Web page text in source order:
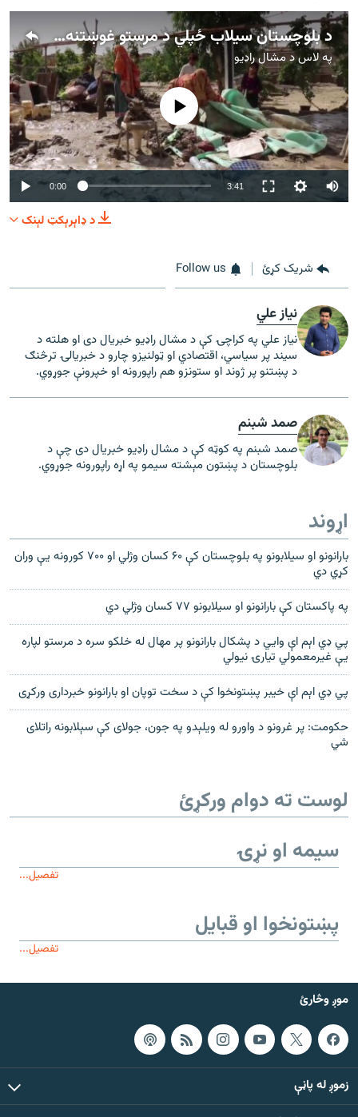
د بلوچستان سيلاب ځپلي د مرستو غوښتنه کوي
په لاس دمشال راډیو
Auto
240p
هېڅ میډیايي سرچینه اوس نشته
0:00 3:41
480p
1080p
د ډاېرېکټ لېنک
شریک کړئ Follow us
نیاز علي
نیاز علي په کراچۍ کې د مشال راډیو خبریال دی او هلته د
سیند پر سیاسي، اقتصادي او ټولنیزو چارو د خبریالۍ ترڅنګ
د پښتنو پر ژوند او ستونزو هم راپورونه او خپرونې جوړوي.
صمد شبنم
صمد شبنم په کوټه کې د مشال راډیو خبریال دی چې د
بلوچستان د پښتون مېشته سیمو په اړه راپورونه جوړوي.
اړوند
بارانونو او سیلابونو په بلوچستان کې ۶۰ کسان وژلي او ۷۰۰ کورونه یې وران
کړي دي
په پاکستان کې بارانونو او سیلابونو ۷۷ کسان وژلي دي
پي ډي اېم اې وايي د پشکال بارانونو پر مهال له خلکو سره د مرستو لپاره
يې غيرمعمولي تيارۍ نيولي
پي ډي اېم اې خیبر پښتونخوا کې د سخت توپان او بارانونو خبرداری ورکړی
حکومت: پر غرونو د واورو له ویلېدو په جون، جولای کې سېلابونه راتلای
شي
لوست ته دوام ورکړئ
سیمه او نړۍ
تفصیل...
پښتونخوا او قبایل
تفصیل...
موږ وڅارئ
زموږ له پاڼې